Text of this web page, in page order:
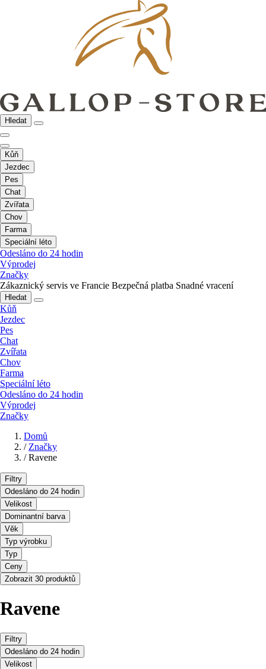
Hledat
Kůň
Jezdec
Pes
Chat
Zvířata
Chov
Farma
Speciální léto
Odesláno do 24 hodin
Výprodej
Značky
Zákaznický servis ve Francie Bezpečná platba Snadné vracení
Hledat
Kůň
Jezdec
Pes
Chat
Zvířata
Chov
Farma
Speciální léto
Odesláno do 24 hodin
Výprodej
Značky
Domů
/ Značky
/ Ravene
Filtry
Odesláno do 24 hodin
Velikost
Dominantní barva
Věk
Typ výrobku
Typ
Ceny
Zobrazit 30 produktů
Ravene
Filtry
Odesláno do 24 hodin
Velikost